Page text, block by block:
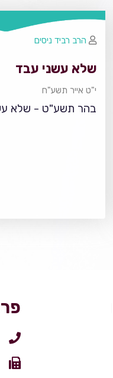
שלא עשני עבד
י"ט אייר תשע"ח
בהר תשע"ט - שלא
הרב רביד ניסים